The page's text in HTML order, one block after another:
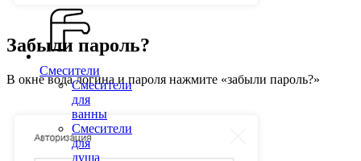
Смесители
Смесители
для
ванны
Смесители
для
душа
Забыли пароль?
В окне вода логина и пароля нажмите «забыли пароль?»